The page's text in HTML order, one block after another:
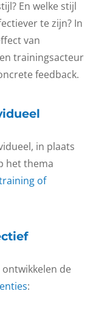
En welke stijl
te zijn? In
van
trainingsacteur
feedback.
in plaats
het thema
of
de
: